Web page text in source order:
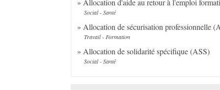
Allocation d'aide au retour à l'emploi
Social - Santé
Allocation de sécurisation professionnelle
Travail - Formation
Allocation de solidarité spécifique (ASS)
Social - Santé